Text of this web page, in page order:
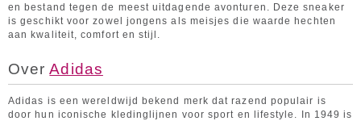
en bestand tegen de meest uitdagende avonturen. Deze sneaker
is geschikt voor zowel jongens als meisjes die waarde hechten
aan kwaliteit, comfort en stijl.
OverAdidas
Adidas is een wereldwijd bekend merk dat razend populair is
door hun iconische kledinglijnen voor sport en lifestyle. In 1949 is